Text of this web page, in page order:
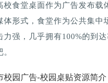
校食堂桌面作为广告发布载
体形式，食堂作为公共集中
力强，几乎拥有100%的到
校园广告-校园桌贴资源简介